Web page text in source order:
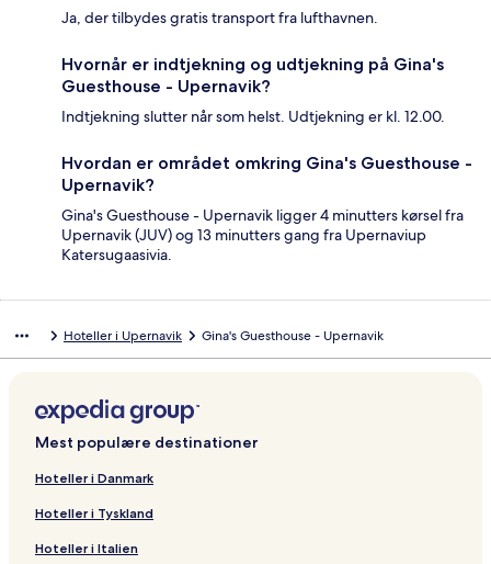
Ja, der tilbydes gratis transport fra lufthavnen.
Hvornår er indtjekning og udtjekning på Gina's
Guesthouse - Upernavik?
Indtjekning slutter når som helst. Udtjekning er kl. 12.00.
Hvordan er området omkring Gina's Guesthouse -
Upernavik?
Gina's Guesthouse - Upernavik ligger 4 minutters kørsel fra
Upernavik (JUV) og 13 minutters gang fra Upernaviup
Katersugaasivia.
Hoteller i Upernavik Gina's Guesthouse - Upernavik
Mest populære destinationer
Hoteller i Danmark
Hoteller i Tyskland
Hoteller i Italien